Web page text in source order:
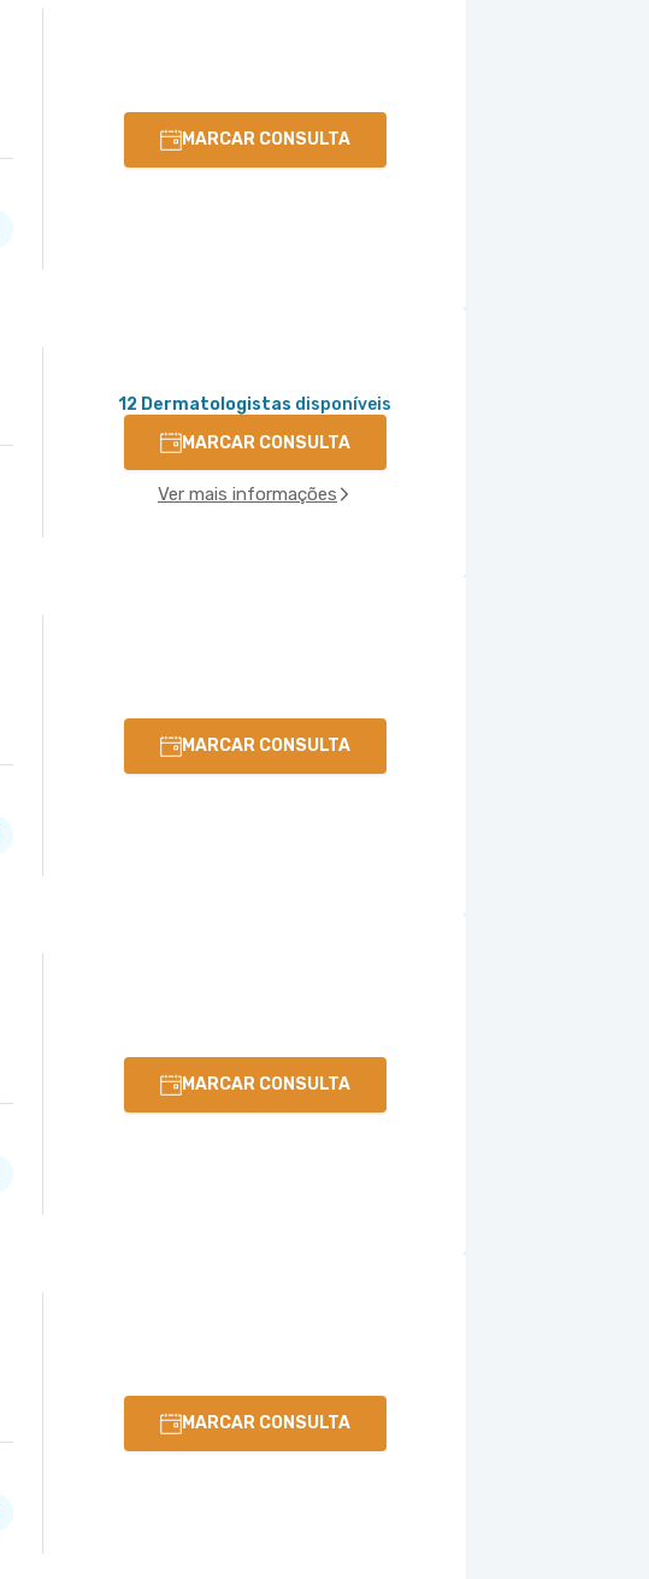
MARCAR CONSULTA
12 Dermatologistas disponíveis
MARCAR CONSULTA
Ver mais informações
MARCAR CONSULTA
MARCAR CONSULTA
MARCAR CONSULTA